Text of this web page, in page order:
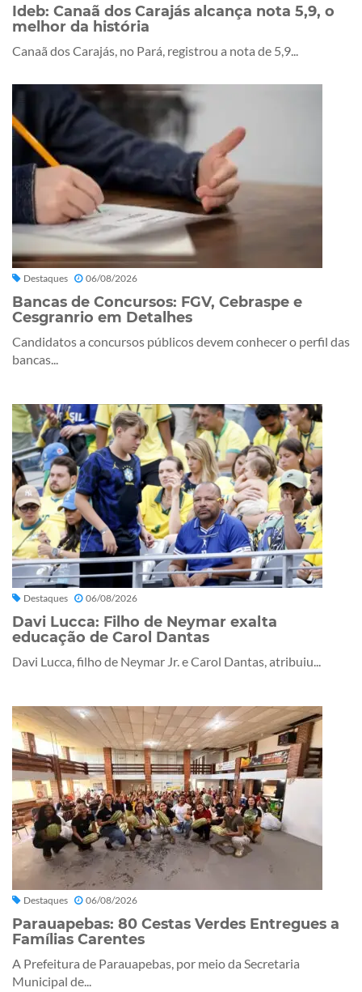
Ideb: Canaã dos Carajás alcança nota 5,9, o
melhor da história
Canaã dos Carajás, no Pará, registrou a nota de 5,9...
Destaques 06/08/2026
Bancas de Concursos: FGV, Cebraspe e
Cesgranrio em Detalhes
Candidatos a concursos públicos devem conhecer o perfil das
bancas...
Destaques 06/08/2026
Davi Lucca: Filho de Neymar exalta
educação de Carol Dantas
Davi Lucca, filho de Neymar Jr. e Carol Dantas, atribuiu...
Destaques 06/08/2026
Parauapebas: 80 Cestas Verdes Entregues a
Famílias Carentes
A Prefeitura de Parauapebas, por meio da Secretaria
Municipal de...